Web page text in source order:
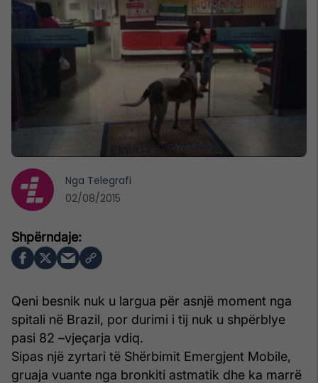
Qeni besnik nuk u largua për asnjë moment nga
spitali në Brazil, por durimi i tij nuk u shpërblye
pasi 82 –vjeçarja vdiq.
Sipas një zyrtari të Shërbimit Emergjent Mobile,
gruaja vuante nga bronkiti astmatik dhe ka marrë
Nga Telegrafi
02/08/2015